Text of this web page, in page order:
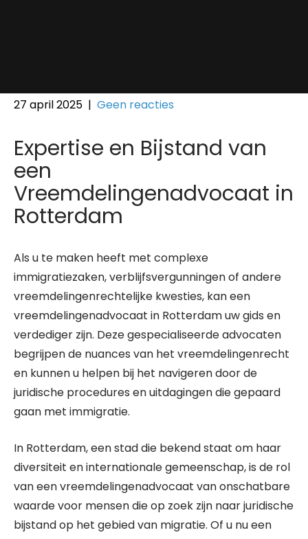
27 april 2025 | Geen reacties
Expertise en Bijstand van
een
Vreemdelingenadvocaat in
Rotterdam
Als u te maken heeft met complexe
immigratiezaken, verblijfsvergunningen of andere
vreemdelingenrechtelijke kwesties, kan een
vreemdelingenadvocaat in Rotterdam uw gids en
verdediger zijn. Deze gespecialiseerde advocaten
begrijpen de nuances van het vreemdelingenrecht
en kunnen u helpen bij het navigeren door de
juridische procedures en uitdagingen die gepaard
gaan met immigratie.
In Rotterdam, een stad die bekend staat om haar
diversiteit en internationale gemeenschap, is de rol
van een vreemdelingenadvocaat van onschatbare
waarde voor mensen die op zoek zijn naar juridische
bijstand op het gebied van migratie. Of u nu een